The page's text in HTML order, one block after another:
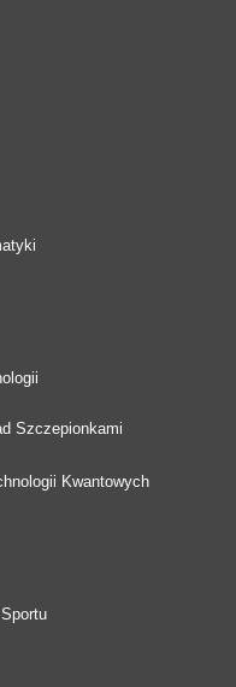
Szczepionkami
Kwantowych